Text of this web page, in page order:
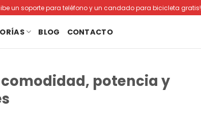
un soporte para teléfono y un candado para bicicleta gratis!
BLOG CONTACTO
comodidad, potencia y